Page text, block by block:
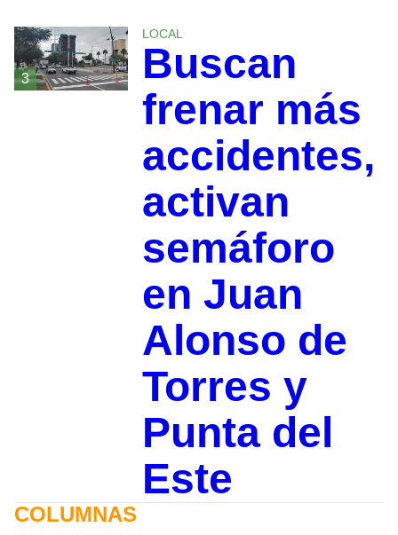
3
LOCAL
Buscan
frenar más
accidentes,
activan
semáforo
en Juan
Alonso de
Torres y
Punta del
Este
COLUMNAS